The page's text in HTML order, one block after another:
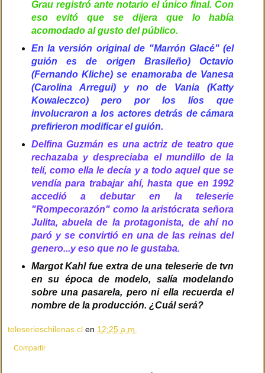
Grau registró ante notario el único final. Con
eso evitó que se dijera que lo había
acomodado al gusto del público.
En la versión original de "Marrón Glacé" (el
guión es de origen Brasileño) Octavio
(Fernando Kliche) se enamoraba de Vanesa
(Carolina Arregui) y no de Vania (Katty
Kowaleczco) pero por los líos que
involucraron a los actores detrás de cámara
prefirieron modificar el guión.
Delfina Guzmán es una actriz de teatro que
rechazaba y despreciaba el mundillo de la
telí, como ella le decía y a todo aquel que se
vendía para trabajar ahí, hasta que en 1992
accedió a debutar en la teleserie
"Rompecorazón" como la aristócrata señora
Julita, abuela de la protagonista, de ahí no
paró y se convirtió en una de las reinas del
genero...y eso que no le gustaba.
Margot Kahl fue extra de una teleserie de tvn
en su época de modelo, salía modelando
sobre una pasarela, pero ni ella recuerda el
nombre de la producción. ¿Cuál será?
teleserieschilenas.cl en 12:25 a.m.
Compartir